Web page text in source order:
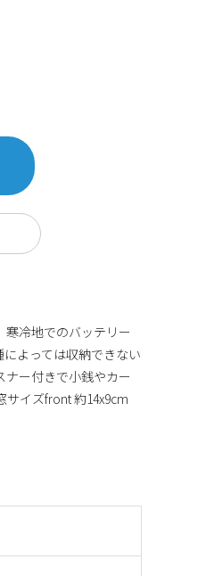
冷地でのバッテリー
よっては収納できない
ー付きで小銭やカー
サイズfront 約14x9cm